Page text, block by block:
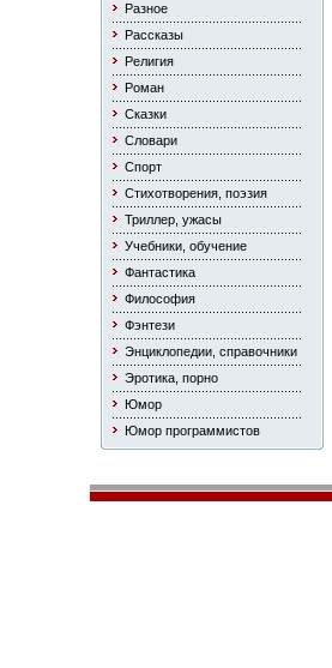
Разное
Рассказы
Религия
Роман
Сказки
Словари
Спорт
Стихотворения, поэзия
Триллер, ужасы
Учебники, обучение
Фантастика
Философия
Фэнтези
Энциклопедии, справочники
Эротика, порно
Юмор
Юмор программистов